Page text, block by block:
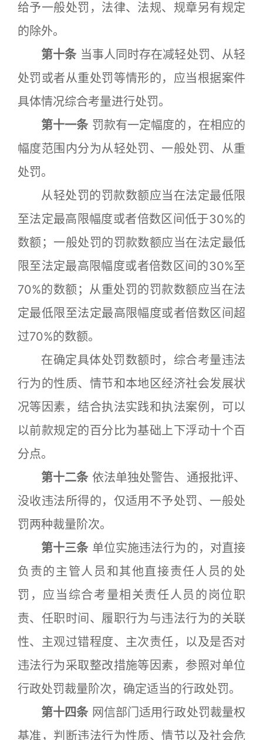
给予一般处罚，法律、法规、规章另有规定
的除外。
第十条 当事人同时存在减轻处罚、从轻
处罚或者从重处罚等情形的，应当根据案件
具体情况综合考量进行处罚。
第十一条 罚款有一定幅度的，在相应的
幅度范围内分为从轻处罚、一般处罚、从重
处罚。
从轻处罚的罚款数额应当在法定最低限
至法定最高限幅度或者倍数区间低于30%的
数额；一般处罚的罚款数额应当在法定最低
限至法定最高限幅度或者倍数区间的30%至
70%的数额；从重处罚的罚款数额应当在法
定最低限至法定最高限幅度或者倍数区间超
过70%的数额。
在确定具体处罚数额时，综合考量违法
行为的性质、情节和本地区经济社会发展状
况等因素，结合执法实践和执法案例，可以
以前款规定的百分比为基础上下浮动十个百
分点。
第十二条 依法单独处警告、通报批评、
没收违法所得的，仅适用不予处罚、一般处
罚两种裁量阶次。
第十三条 单位实施违法行为的，对直接
负责的主管人员和其他直接责任人员的处
罚，应当综合考量相关责任人员的岗位职
责、任职时间、履职行为与违法行为的关联
性、主观过错程度、主次责任，以及是否对
违法行为采取整改措施等因素，参照对单位
行政处罚裁量阶次，确定适当的行政处罚。
第十四条 网信部门适用行政处罚裁量权
基准，判断违法行为性质、情节以及社会危